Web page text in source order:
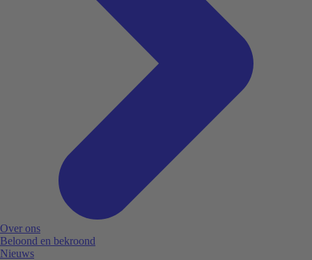
Over ons
Beloond en bekroond
Nieuws